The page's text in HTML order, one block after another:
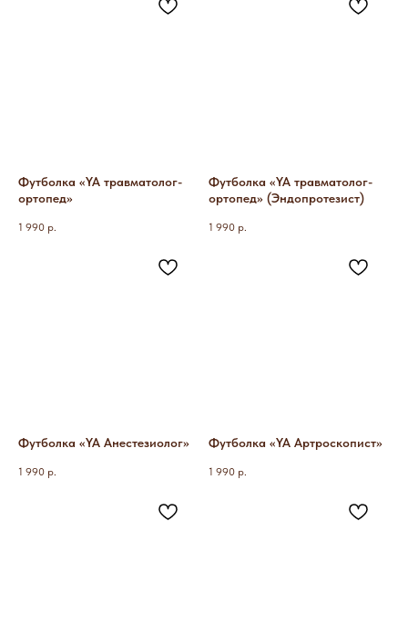
Футболка «YA травматолог-
ортопед»
1 990 р.
Футболка «YA травматолог-
ортопед» (Эндопротезист)
1 990 р.
Футболка «YA Анестезиолог»
1 990 р.
Футболка «YA Артроскопист»
1 990 р.